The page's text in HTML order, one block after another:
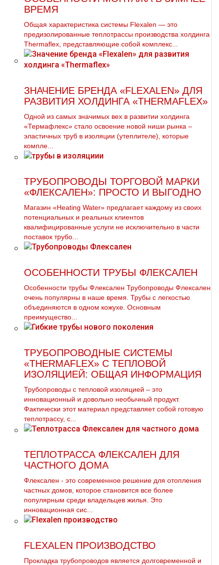
ВРЕМЯ
Общая характеристика системы Flexalen — это
предизолированные теплотрассы производства холдинга
Thermaflex, представляющие собой комплекс...
ЗНАЧЕНИЕ БРЕНДА «FLEXALEN» ДЛЯ
РАЗВИТИЯ ХОЛДИНГА «THERMAFLEX»
Одной из самых значимых вех в развитии холдинга
«Термафлекс» стало освоение новой ниши рынка –
эластичных труб в изоляции (утеплителе), которые
компле...
ТРУБОПРОВОДЫ ТОРГОВОЙ МАРКИ
«ФЛЕКСАЛЕН»: ПРОСТО И ВЫГОДНО
Магазин «Heating Water» предлагает каждому из своих
потенциальных и реальных клиентов
квалифицированные услуги не исключительно в части
поставок трубо...
ОСОБЕННОСТИ ТРУБЫ ФЛЕКСАЛЕН
Особенности трубы Флексален Трубопроводы Флексален
очень популярны в наше время. Трубы с легкостью
объединяются в одном кожухе. Основным
преимущество...
ТРУБОПРОВОДНЫЕ СИСТЕМЫ
«THERMAFLEX» С ТЕПЛОВОЙ
ИЗОЛЯЦИЕЙ: ОБЩАЯ ИНФОРМАЦИЯ
Трубопроводы с тепловой изоляцией – это
инновационный и довольно необычный продукт.
Фактически этот материал представляет собой готовую
теплотрассу, с...
ТЕПЛОТРАССА ФЛЕКСАЛЕН ДЛЯ
ЧАСТНОГО ДОМА
Флексален - это современное решение для отопления
частных домов, которое становится все более
популярным среди владельцев жилья. Это
инновационная сис...
FLEXALEN ПРОИЗВОДСТВО
Прокладка тpубопроводов является долговременной и